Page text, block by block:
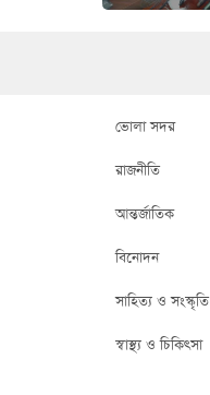
ভোলা সদর
রাজনীতি
আন্তর্জাতিক
বিনোদন
সাহিত্য ও সংস্কৃতি
স্বাস্থ্য ও চিকিৎসা